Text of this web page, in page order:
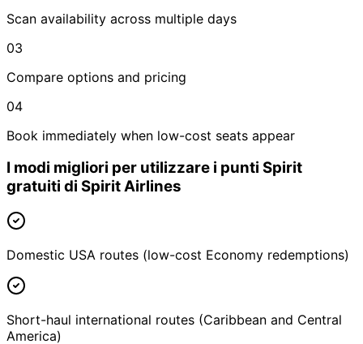
Scan availability across multiple days
03
Compare options and pricing
04
Book immediately when low-cost seats appear
I modi migliori per utilizzare i punti Spirit
gratuiti di Spirit Airlines
Domestic USA routes (low-cost Economy redemptions)
Short-haul international routes (Caribbean and Central
America)